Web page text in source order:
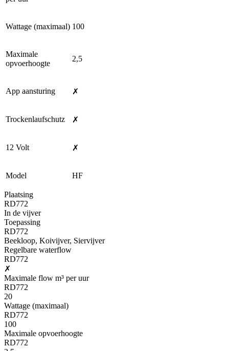
Wattage (maximaal) 100
Maximale
opvoerhoogte
2,5
App aansturing ✗
Trockenlaufschutz ✗
12 Volt ✗
Model HF
Plaatsing
RD772
In de vijver
Toepassing
RD772
Beekloop, Koivijver, Siervijver
Regelbare waterflow
RD772
✗
Maximale flow m³ per uur
RD772
20
Wattage (maximaal)
RD772
100
Maximale opvoerhoogte
RD772